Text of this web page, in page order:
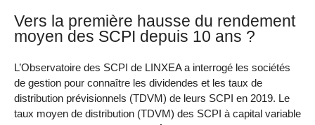
Vers la première hausse du rendement
moyen des SCPI depuis 10 ans ?
L’Observatoire des SCPI de LINXEA a interrogé les sociétés
de gestion pour connaître les dividendes et les taux de
distribution prévisionnels (TDVM) de leurs SCPI en 2019. Le
taux moyen de distribution (TDVM) des SCPI à capital variable